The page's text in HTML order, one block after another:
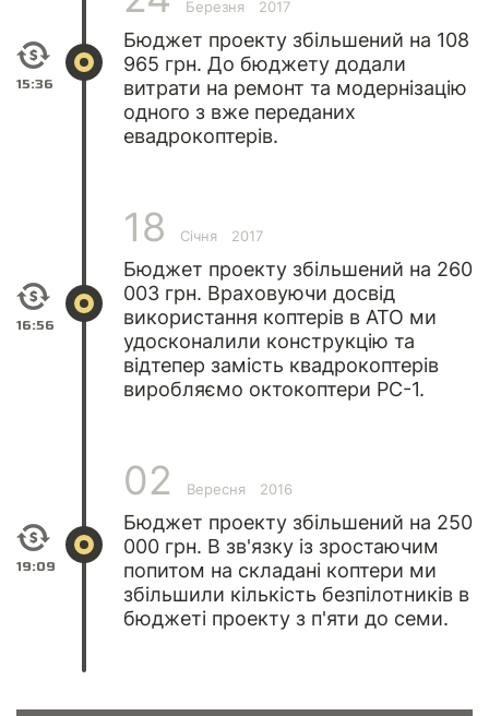
15:36
Березня 2017
Бюджет проекту збільшений на 108
965 грн. До бюджету додали
витрати на ремонт та модернізацію
одного з вже переданих
евадрокоптерів.
16:56
18 Січня 2017
Бюджет проекту збільшений на 260
003 грн. Враховуючи досвід
використання коптерів в АТО ми
удосконалили конструкцію та
відтепер замість квадрокоптерів
виробляємо октокоптери PC-1.
19:09
02 Вересня 2016
Бюджет проекту збільшений на 250
000 грн. В зв'язку із зростаючим
попитом на складані коптери ми
збільшили кількість безпілотників в
бюджеті проекту з п'яти до семи.